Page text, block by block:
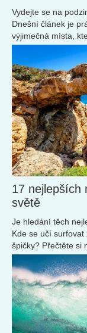
Vydejte se na
Dnešní článek je
výjimečná místa,
17 nejlepších
světě
Je hledání těch
Kde se učí
špičky? Přečtěte si
a adrenalinem.